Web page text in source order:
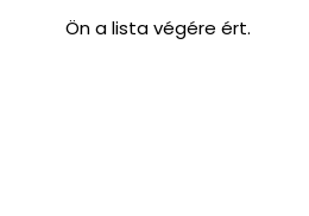
Ön a lista végére ért.